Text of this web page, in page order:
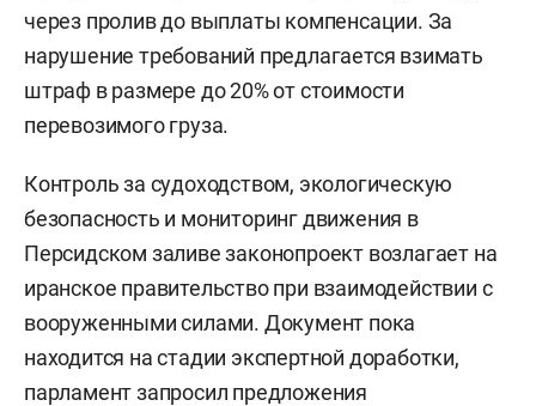
через пролив до выплаты компенсации. За
нарушение требований предлагается взимать
штраф в размере до 20% от стоимости
перевозимого груза.
Контроль за судоходством, экологическую
безопасность и мониторинг движения в
Персидском заливе законопроект возлагает на
иранское правительство при взаимодействии с
вооруженными силами. Документ пока
находится на стадии экспертной доработки,
парламент запросил предложения